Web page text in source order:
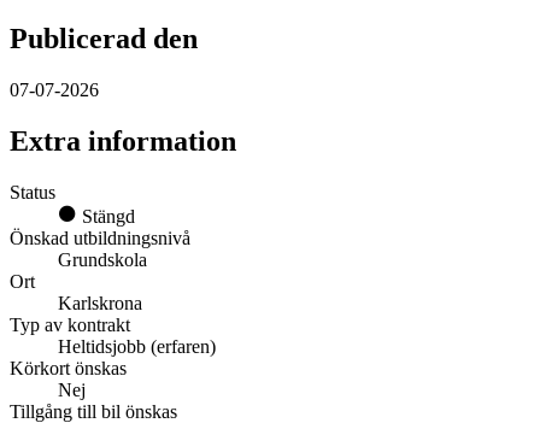
Publicerad den
07-07-2026
Extra information
Status
Stängd
Önskad utbildningsnivå
Grundskola
Ort
Karlskrona
Typ av kontrakt
Heltidsjobb (erfaren)
Körkort önskas
Nej
Tillgång till bil önskas